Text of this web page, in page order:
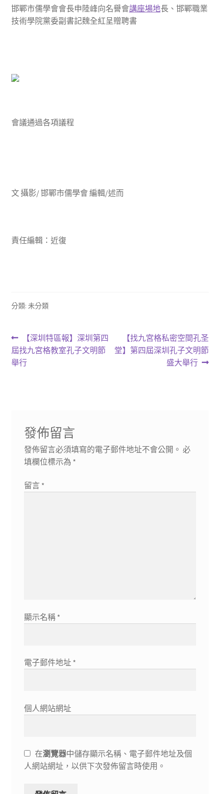
邯鄲市儒學會會長申陸峰向名譽會講座場地長、邯鄲職業
技術學院黨委副書記魏全紅呈贈聘書
會議通過各項議程
文 攝影/ 邯鄲市儒學會 編輯/述而
責任編輯：近復
分類: 未分類
文
章
上
一
篇
【深圳特區報】深圳第四
屆找九宮格教室孔子文明節
舉行
下
一
【找九宮格私密空間孔圣
堂】第四屆深圳孔子文明節
盛大舉行
發佈留言
發佈留言必須填寫的電子郵件地址不會公開。 必
填欄位標示為 *
留言 *
顯示名稱 *
電子郵件地址 *
個人網站網址
在瀏覽器中儲存顯示名稱、電子郵件地址及個
人網站網址，以供下次發佈留言時使用。